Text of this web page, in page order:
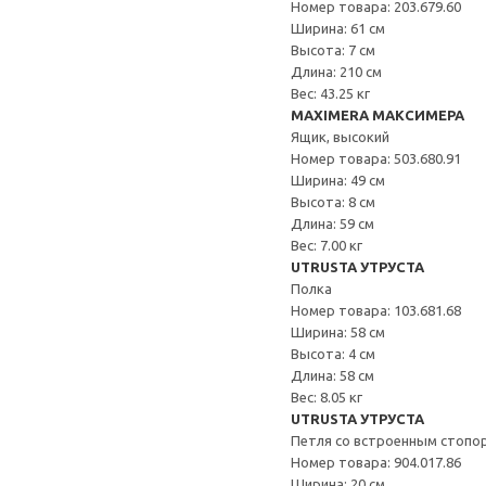
Номер товара: 203.679.60
Ширина: 61 см
Высота: 7 см
Длина: 210 см
Вес: 43.25 кг
MAXIMERA МАКСИМЕРА
Ящик, высокий
Номер товара: 503.680.91
Ширина: 49 см
Высота: 8 см
Длина: 59 см
Вес: 7.00 кг
UTRUSTA УТРУСТА
Полка
Номер товара: 103.681.68
Ширина: 58 см
Высота: 4 см
Длина: 58 см
Вес: 8.05 кг
UTRUSTA УТРУСТА
Петля со встроенным
Номер товара: 904.017.86